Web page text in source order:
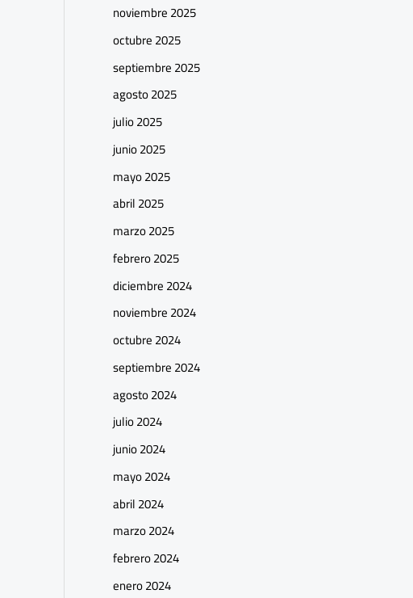
noviembre 2025
octubre 2025
septiembre 2025
agosto 2025
julio 2025
junio 2025
mayo 2025
abril 2025
marzo 2025
febrero 2025
diciembre 2024
noviembre 2024
octubre 2024
septiembre 2024
agosto 2024
julio 2024
junio 2024
mayo 2024
abril 2024
marzo 2024
febrero 2024
enero 2024